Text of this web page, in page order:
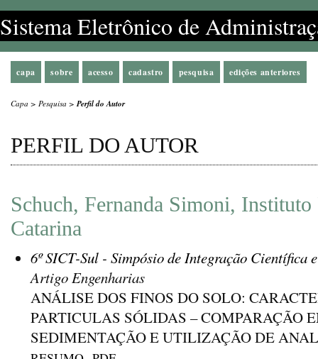
Sistema Eletrônico de
capa sobre acesso cadastro pesquisa edições anteriores
Capa > Pesquisa >Perfil do Autor
PERFIL DO AUTOR
Schuch, Fernanda Simoni, Instituto
Catarina
6º SICT-Sul - Simpósio de Integração Científica
Artigo Engenharias
ANÁLISE DOS FINOS DO SOLO:
PARTICULAS SÓLIDAS – COMPARAÇÃO
SEDIMENTAÇÃO E UTILIZAÇÃO DE